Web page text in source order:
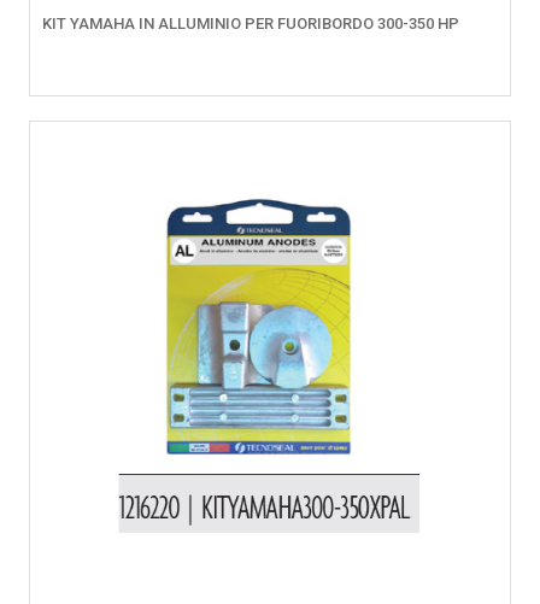
KIT YAMAHA IN ALLUMINIO PER FUORIBORDO 300-350 HP